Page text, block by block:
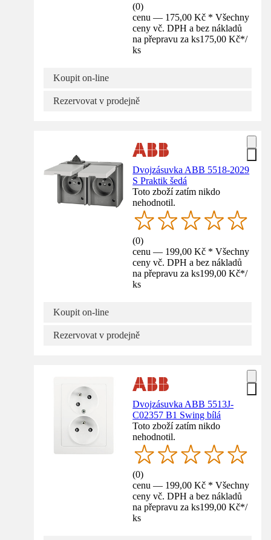
(0)
cenu — 175,00 Kč * Všechny
ceny vč. DPH a bez nákladů
na přepravu za ks175,00 Kč*/
ks
Koupit on-line
Rezervovat v prodejně
Dvojzásuvka ABB 5518-2029
S Praktik šedá
Toto zboží zatím nikdo
nehodnotil.
(0)
cenu — 199,00 Kč * Všechny
ceny vč. DPH a bez nákladů
na přepravu za ks199,00 Kč*/
ks
Koupit on-line
Rezervovat v prodejně
Dvojzásuvka ABB 5513J-
C02357 B1 Swing bílá
Toto zboží zatím nikdo
nehodnotil.
(0)
cenu — 199,00 Kč * Všechny
ceny vč. DPH a bez nákladů
na přepravu za ks199,00 Kč*/
ks